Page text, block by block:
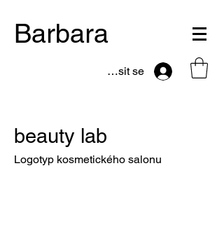
Barbara
Přihlásit se
beauty lab
Logotyp kosmetického salonu